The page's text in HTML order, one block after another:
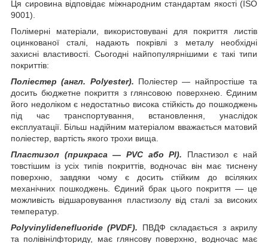
Ця сировина відповідає міжнародним стандартам якості (ISO
9001).
Полімерні матеріали, використовувані для покриття листів
оцинкованої сталі, надають покрівлі з металу необхідні
захисні властивості. Сьогодні найпопулярнішими є такі типи
покриттів:
Поліестер (англ. Polyester). Поліестер — найпростіше та
досить бюджетне покриття з глянсовою поверхнею. Єдиним
його недоліком є недостатньо висока стійкість до пошкоджень
під час транспортування, встановлення, унаслідок
експлуатації. Більш надійним матеріалом вважається матовий
поліестер, вартість якого трохи вища.
Пластизол (прикраса — PVC або Pl). Пластизол є най
товстішим із усіх типів покриттів, водночас він має тиснену
поверхню, завдяки чому є досить стійким до всіляких
механічних пошкоджень. Єдиний брак цього покриття — це
можливість відшаровування пластизолу від сталі за високих
температур.
Polyvinylidenefluoride (PVDF). ПВДФ складається з акрилу
та полівінілфториду, має глянсову поверхню, водночас має